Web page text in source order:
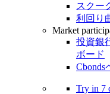
スクー
利回り
Market
投資銀
ボード
Cbonds
Try in 7